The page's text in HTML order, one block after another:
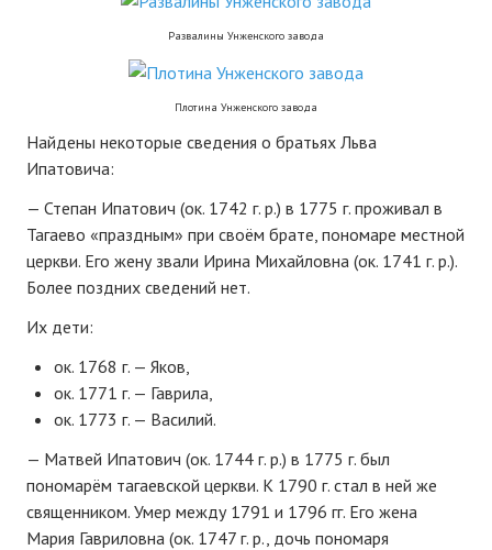
Развалины Унженского завода
Плотина Унженского завода
Найдены некоторые сведения о братьях Льва
Ипатовича:
— Степан Ипатович (ок. 1742 г. р.) в 1775 г. проживал в
Тагаево «праздным» при своём брате, пономаре местной
церкви. Его жену звали Ирина Михайловна (ок. 1741 г. р.).
Более поздних сведений нет.
Их дети:
ок. 1768 г. — Яков,
ок. 1771 г. — Гаврила,
ок. 1773 г. — Василий.
— Матвей Ипатович (ок. 1744 г. р.) в 1775 г. был
пономарём тагаевской церкви. К 1790 г. стал в ней же
священником. Умер между 1791 и 1796 гг. Его жена
Мария Гавриловна (ок. 1747 г. р., дочь пономаря